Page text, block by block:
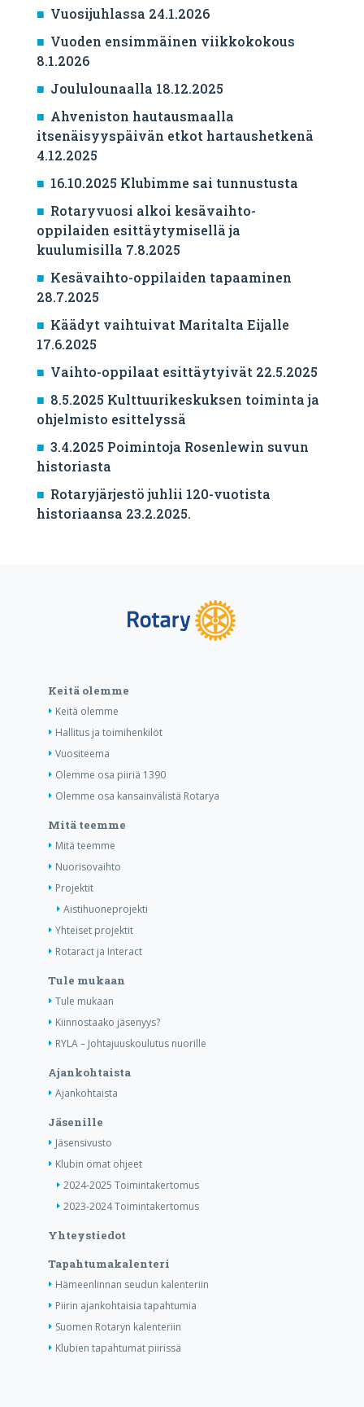
Vuosijuhlassa 24.1.2026
Vuoden ensimmäinen viikkokokous
8.1.2026
Joululounaalla 18.12.2025
Ahveniston hautausmaalla
itsenäisyyspäivän etkot hartaushetkenä
4.12.2025
16.10.2025 Klubimme sai tunnustusta
Rotaryvuosi alkoi kesävaihto-
oppilaiden esittäytymisellä ja
kuulumisilla 7.8.2025
Kesävaihto-oppilaiden tapaaminen
28.7.2025
Käädyt vaihtuivat Maritalta Eijalle
17.6.2025
Vaihto-oppilaat esittäytyivät 22.5.2025
8.5.2025 Kulttuurikeskuksen toiminta ja
ohjelmisto esittelyssä
3.4.2025 Poimintoja Rosenlewin suvun
historiasta
Rotaryjärjestö juhlii 120-vuotista
historiaansa 23.2.2025.
Keitä olemme
Keitä olemme
Hallitus ja toimihenkilöt
Vuositeema
Olemme osa piiriä 1390
Olemme osa kansainvälistä Rotarya
Mitä teemme
Mitä teemme
Nuorisovaihto
Projektit
Aistihuoneprojekti
Yhteiset projektit
Rotaract ja Interact
Tule mukaan
Tule mukaan
Kiinnostaako jäsenyys?
RYLA – Johtajuuskoulutus nuorille
Ajankohtaista
Ajankohtaista
Jäsenille
Jäsensivusto
Klubin omat ohjeet
2024-2025 Toimintakertomus
2023-2024 Toimintakertomus
Yhteystiedot
Tapahtumakalenteri
Hämeenlinnan seudun kalenteriin
Piirin ajankohtaisia tapahtumia
Suomen Rotaryn kalenteriin
Klubien tapahtumat piirissä